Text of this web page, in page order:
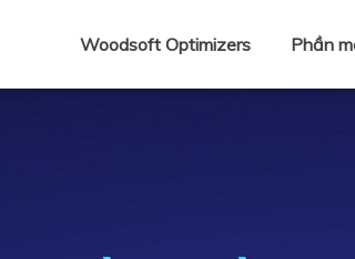
Woodsoft Optimizers Phần